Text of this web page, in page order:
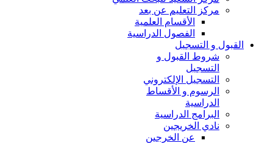
مركز التعليم عن بعد
الأقسام العلمية
الفصول الدراسية
القبول و التسجيل
شروط القبول و
التسجيل
التسجيل الإلكتروني
الرسوم و الأقساط
الدراسية
البرامج الدراسية
نادي الخريجين
عن الخرجين